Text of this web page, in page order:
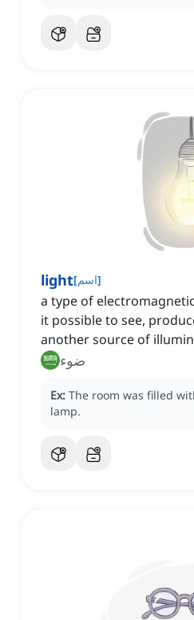
light[اسم]
a type of
it possible to see,
another source of
ضوء
Ex: The room was filled
lamp.